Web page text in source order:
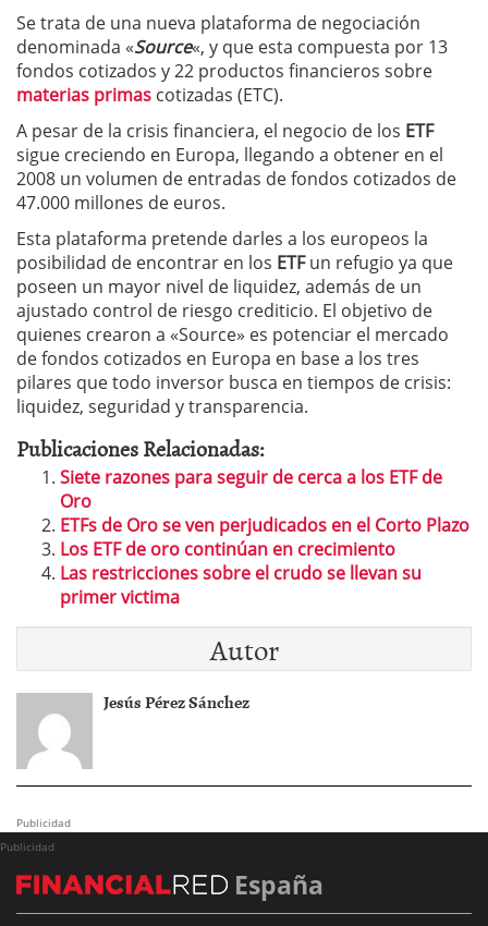
Se trata de una nueva plataforma de negociación
denominada «Source«, y que esta compuesta por 13
fondos cotizados y 22 productos financieros sobre
materias primas cotizadas (ETC).
A pesar de la crisis financiera, el negocio de los ETF
sigue creciendo en Europa, llegando a obtener en el
2008 un volumen de entradas de fondos cotizados de
47.000 millones de euros.
Esta plataforma pretende darles a los europeos la
posibilidad de encontrar en los ETFun refugio ya que
poseen un mayor nivel de liquidez, además de un
ajustado control de riesgo crediticio. El objetivo de
quienes crearon a «Source» es potenciar el mercado
de fondos cotizados en Europa en base a los tres
pilares que todo inversor busca en tiempos de crisis:
liquidez, seguridad y transparencia.
Publicaciones Relacionadas:
Siete razones para seguir de cerca a los ETF de
Oro
ETFs de Oro se ven perjudicados en el Corto Plazo
Los ETF de oro continúan en crecimiento
Las restricciones sobre el crudo se llevan su
primer victima
Autor
Jesús Pérez Sánchez
Publicidad
Publicidad
España